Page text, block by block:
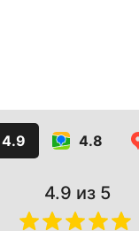
4.9 4.8
4.9 из 5